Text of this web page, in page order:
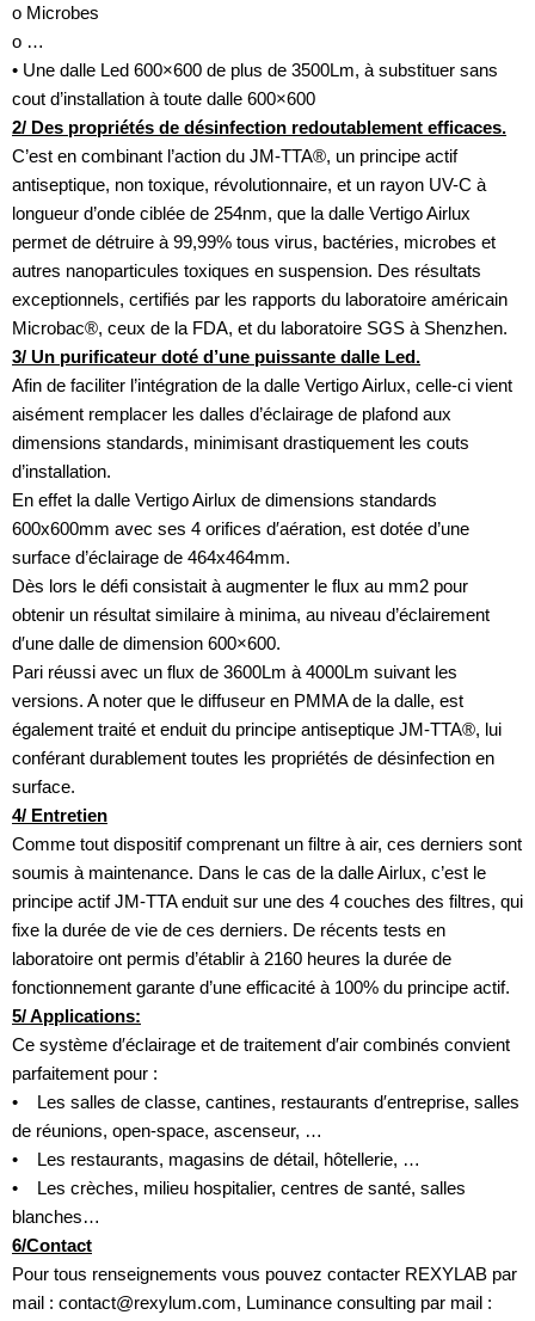
o Microbes
o …
• Une dalle Led 600×600 de plus de 3500Lm, à substituer sans
cout d’installation à toute dalle 600×600
2/ Des propriétés de désinfection redoutablement efficaces.
C’est en combinant l’action du JM-TTA®, un principe actif
antiseptique, non toxique, révolutionnaire, et un rayon UV-C à
longueur d’onde ciblée de 254nm, que la dalle Vertigo Airlux
permet de détruire à 99,99% tous virus, bactéries, microbes et
autres nanoparticules toxiques en suspension. Des résultats
exceptionnels, certifiés par les rapports du laboratoire américain
Microbac®, ceux de la FDA, et du laboratoire SGS à Shenzhen.
3/ Un purificateur doté d’une puissante dalle Led.
Afin de faciliter l’intégration de la dalle Vertigo Airlux, celle-ci vient
aisément remplacer les dalles d’éclairage de plafond aux
dimensions standards, minimisant drastiquement les couts
d’installation.
En effet la dalle Vertigo Airlux de dimensions standards
600x600mm avec ses 4 orifices d′aération, est dotée d’une
surface d’éclairage de 464x464mm.
Dès lors le défi consistait à augmenter le flux au mm2 pour
obtenir un résultat similaire à minima, au niveau d’éclairement
d′une dalle de dimension 600×600.
Pari réussi avec un flux de 3600Lm à 4000Lm suivant les
versions. A noter que le diffuseur en PMMA de la dalle, est
également traité et enduit du principe antiseptique JM-TTA®, lui
conférant durablement toutes les propriétés de désinfection en
surface.
4/ Entretien
Comme tout dispositif comprenant un filtre à air, ces derniers sont
soumis à maintenance. Dans le cas de la dalle Airlux, c’est le
principe actif JM-TTA enduit sur une des 4 couches des filtres, qui
fixe la durée de vie de ces derniers. De récents tests en
laboratoire ont permis d’établir à 2160 heures la durée de
fonctionnement garante d’une efficacité à 100% du principe actif.
5/ Applications:
Ce système d′éclairage et de traitement d′air combinés convient
parfaitement pour :
• Les salles de classe, cantines, restaurants d′entreprise, salles
de réunions, open-space, ascenseur, …
• Les restaurants, magasins de détail, hôtellerie, …
• Les crèches, milieu hospitalier, centres de santé, salles
blanches…
6/Contact
Pour tous renseignements vous pouvez contacter REXYLAB par
mail : contact@rexylum.com, Luminance consulting par mail :